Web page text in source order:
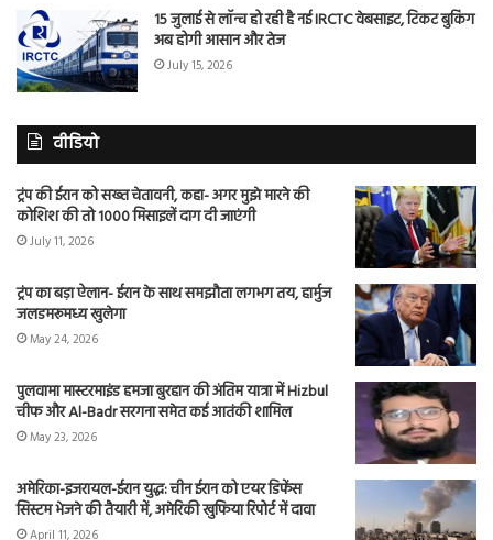
15 जुलाई से लॉन्च हो रही है नई IRCTC वेबसाइट, टिकट बुकिंग
अब होगी आसान और तेज
July 15, 2026
वीडियो
ट्रंप की ईरान को सख्त चेतावनी, कहा- अगर मुझे मारने की
कोशिश की तो 1000 मिसाइलें दाग दी जाएंगी
July 11, 2026
ट्रंप का बड़ा ऐलान- ईरान के साथ समझौता लगभग तय, हार्मुज
जलडमरूमध्य खुलेगा
May 24, 2026
पुलवामा मास्टरमाइंड हमजा बुरहान की अंतिम यात्रा में Hizbul
चीफ और Al-Badr सरगना समेत कई आतंकी शामिल
May 23, 2026
अमेरिका-इजरायल-ईरान युद्ध: चीन ईरान को एयर डिफेंस
सिस्टम भेजने की तैयारी में, अमेरिकी खुफिया रिपोर्ट में दावा
April 11, 2026